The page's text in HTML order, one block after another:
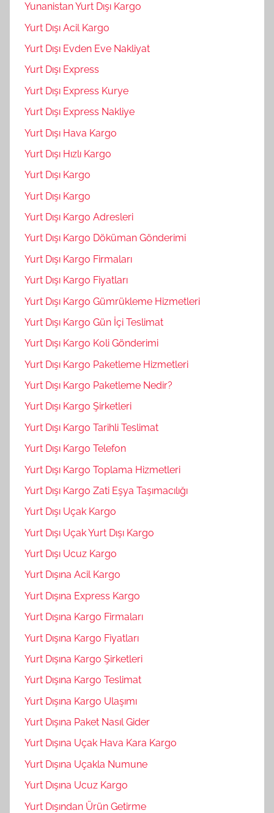
Yunanistan Yurt Dışı Kargo
Yurt Dışı Acil Kargo
Yurt Dışı Evden Eve Nakliyat
Yurt Dışı Express
Yurt Dışı Express Kurye
Yurt Dışı Express Nakliye
Yurt Dışı Hava Kargo
Yurt Dışı Hızlı Kargo
Yurt Dışı Kargo
Yurt Dışı Kargo
Yurt Dışı Kargo Adresleri
Yurt Dışı Kargo Döküman Gönderimi
Yurt Dışı Kargo Firmaları
Yurt Dışı Kargo Fiyatları
Yurt Dışı Kargo Gümrükleme Hizmetleri
Yurt Dışı Kargo Gün İçi Teslimat
Yurt Dışı Kargo Koli Gönderimi
Yurt Dışı Kargo Paketleme Hizmetleri
Yurt Dışı Kargo Paketleme Nedir?
Yurt Dışı Kargo Şirketleri
Yurt Dışı Kargo Tarihli Teslimat
Yurt Dışı Kargo Telefon
Yurt Dışı Kargo Toplama Hizmetleri
Yurt Dışı Kargo Zati Eşya Taşımacılığı
Yurt Dışı Uçak Kargo
Yurt Dışı Uçak Yurt Dışı Kargo
Yurt Dışı Ucuz Kargo
Yurt Dışına Acil Kargo
Yurt Dışına Express Kargo
Yurt Dışına Kargo Firmaları
Yurt Dışına Kargo Fiyatları
Yurt Dışına Kargo Şirketleri
Yurt Dışına Kargo Teslimat
Yurt Dışına Kargo Ulaşımı
Yurt Dışına Paket Nasıl Gider
Yurt Dışına Uçak Hava Kara Kargo
Yurt Dışına Uçakla Numune
Yurt Dışına Ucuz Kargo
Yurt Dışından Ürün Getirme